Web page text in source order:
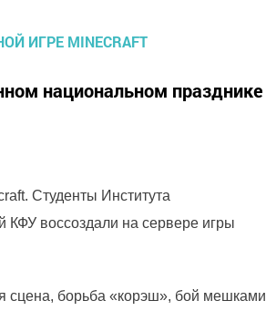
национальном празднике
Студенты Института
КФУ воссоздали на сервере игры
сцена, борьба «корэш», бой мешками